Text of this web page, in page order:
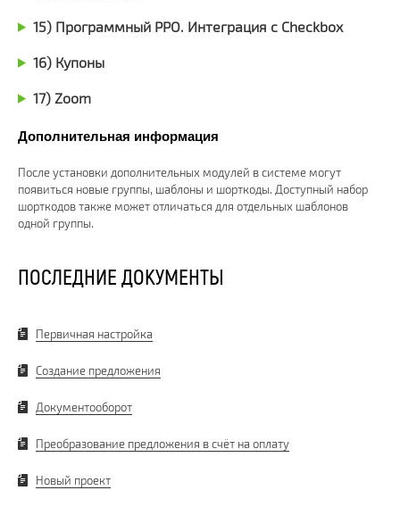
15) Программный РРО. Интеграция с Checkbox
16) Купоны
17) Zoom
Дополнительная информация
После установки дополнительных модулей в системе могут
появиться новые группы, шаблоны и шорткоды. Доступный набор
шорткодов также может отличаться для отдельных шаблонов
одной группы.
ПОСЛЕДНИЕ ДОКУМЕНТЫ
Первичная настройка
Создание предложения
Документооборот
Преобразование предложения в счёт на оплату
Новый проект